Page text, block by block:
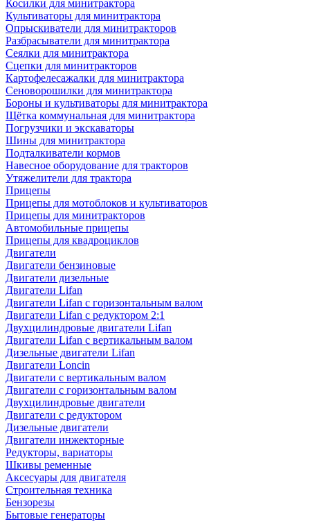
Косилки для минитрактора
Культиваторы для минитрактора
Опрыскиватели для минитракторов
Разбрасыватели для минитрактора
Сеялки для минитрактора
Сцепки для минитракторов
Картофелесажалки для минитрактора
Сеноворошилки для минитрактора
Бороны и культиваторы для минитрактора
Щётка коммунальная для минитрактора
Погрузчики и экскаваторы
Шины для минитрактора
Подталкиватели кормов
Навесное оборудование для тракторов
Утяжелители для трактора
Прицепы
Прицепы для мотоблоков и культиваторов
Прицепы для минитракторов
Автомобильные прицепы
Прицепы для квадроциклов
Двигатели
Двигатели бензиновые
Двигатели дизельные
Двигатели Lifan
Двигатели Lifan с горизонтальным валом
Двигатели Lifan с редуктором 2:1
Двухцилиндровые двигатели Lifan
Двигатели Lifan с вертикальным валом
Дизельные двигатели Lifan
Двигатели Loncin
Двигатели с вертикальным валом
Двигатели с горизонтальным валом
Двухцилиндровые двигатели
Двигатели с редуктором
Дизельные двигатели
Двигатели инжекторные
Редукторы, вариаторы
Шкивы ременные
Аксесуары для двигателя
Строительная техника
Бензорезы
Бытовые генераторы